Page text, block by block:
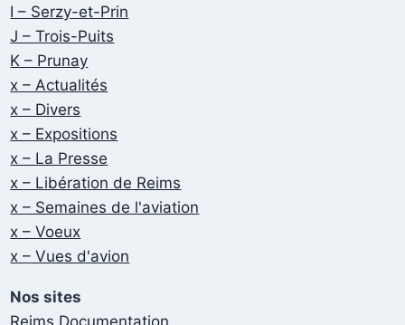
I – Serzy-et-Prin
J – Trois-Puits
K – Prunay
x – Actualités
x – Divers
x – Expositions
x – La Presse
x – Libération de Reims
x – Semaines de l'aviation
x – Voeux
x – Vues d'avion
Nos sites
Reims Documentation